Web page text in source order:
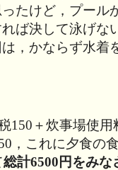
たけど，プール
ば決して泳げな
，かならず水着
150＋炊事場使用
，これに夕食の
総計6500円をみな